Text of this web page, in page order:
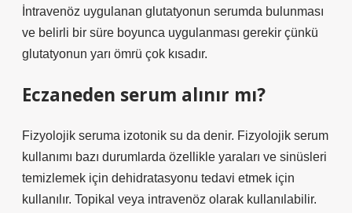
İntravenöz uygulanan glutatyonun serumda bulunması
ve belirli bir süre boyunca uygulanması gerekir çünkü
glutatyonun yarı ömrü çok kısadır.
Eczaneden serum alınır mı?
Fizyolojik seruma izotonik su da denir. Fizyolojik serum
kullanımı bazı durumlarda özellikle yaraları ve sinüsleri
temizlemek için dehidratasyonu tedavi etmek için
kullanılır. Topikal veya intravenöz olarak kullanılabilir.